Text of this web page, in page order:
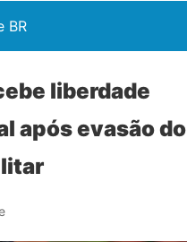
BR
liberdade
após evasão do